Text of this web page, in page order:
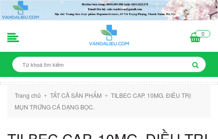
0
Trang chủ + TẤT CẢ SẢN PHẨM + TILBEC CAP. 10MG. ĐIỀU TRỊ
MỤN TRỨNG CÁ DẠNG BỌC.